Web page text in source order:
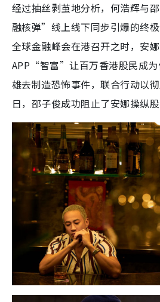
经过抽丝剥茧地分析，何浩辉与
融核弹”线上线下同步引爆的终
全球金融峰会在港召开之时，安
APP“智富”让百万香港股民成为
雄去制造恐怖事件，联合行动以
日，邵子俊成功阻止了安娜操纵股